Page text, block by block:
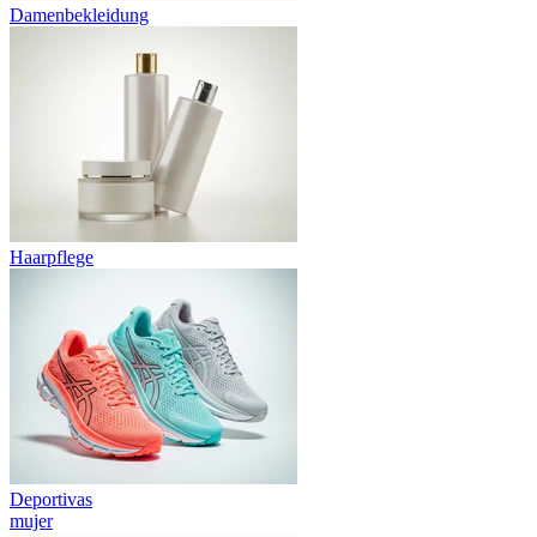
Damenbekleidung
Haarpflege
Deportivas
mujer